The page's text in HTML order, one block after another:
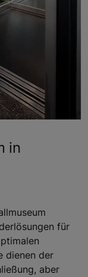
in
für
dienen der
aber